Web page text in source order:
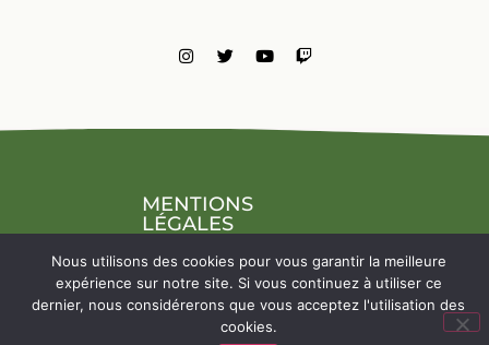
MENTIONS
LÉGALES
Nous utilisons des cookies pour vous garantir la meilleure
expérience sur notre site. Si vous continuez à utiliser ce
dernier, nous considérerons que vous acceptez l'utilisation des
cookies.